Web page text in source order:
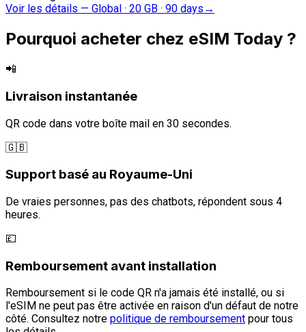
Voir les détails — Global · 20 GB · 90 days →
Pourquoi acheter chez eSIM Today ?
📲
Livraison instantanée
QR code dans votre boîte mail en 30 secondes.
🇬🇧
Support basé au Royaume-Uni
De vraies personnes, pas des chatbots, répondent sous 4
heures.
💷
Remboursement avant installation
Remboursement si le code QR n'a jamais été installé, ou si
l'eSIM ne peut pas être activée en raison d'un défaut de notre
côté. Consultez notre politique de remboursement pour tous